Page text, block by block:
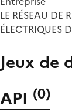
LE RÉSEAU DE
ÉLECTRIQUES
Jeux de
API (0)